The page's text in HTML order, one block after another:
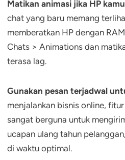
Matikan animasi jika HP
chat yang baru memang
memberatkan HP dengan
Chats > Animations dan
terasa lag.
Gunakan pesan terjadwal
menjalankan bisnis online,
sangat berguna untuk
ucapan ulang tahun
di waktu optimal.